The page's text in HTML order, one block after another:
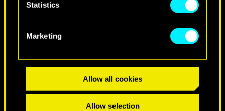
Statistics
Marketing
Allow all cookies
Allow selection
DESEOS ESPECIALES DE CUMPLEAÑOS